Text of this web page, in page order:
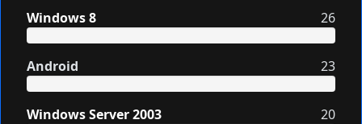
Windows 8 26
Android 23
Windows Server 2003 20